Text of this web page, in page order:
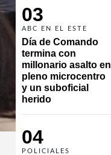
03
ABC EN EL ESTE
Día de Comando
termina con
millonario asalto en
pleno microcentro
y un suboficial
herido
04
POLICIALES